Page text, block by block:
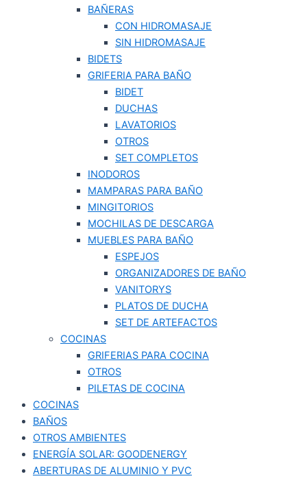
BAÑERAS
CON HIDROMASAJE
SIN HIDROMASAJE
BIDETS
GRIFERIA PARA BAÑO
BIDET
DUCHAS
LAVATORIOS
OTROS
SET COMPLETOS
INODOROS
MAMPARAS PARA BAÑO
MINGITORIOS
MOCHILAS DE DESCARGA
MUEBLES PARA BAÑO
ESPEJOS
ORGANIZADORES DE BAÑO
VANITORYS
PLATOS DE DUCHA
SET DE ARTEFACTOS
COCINAS
GRIFERIAS PARA COCINA
OTROS
PILETAS DE COCINA
COCINAS
BAÑOS
OTROS AMBIENTES
ENERGÍA SOLAR: GOODENERGY
ABERTURAS DE ALUMINIO Y PVC